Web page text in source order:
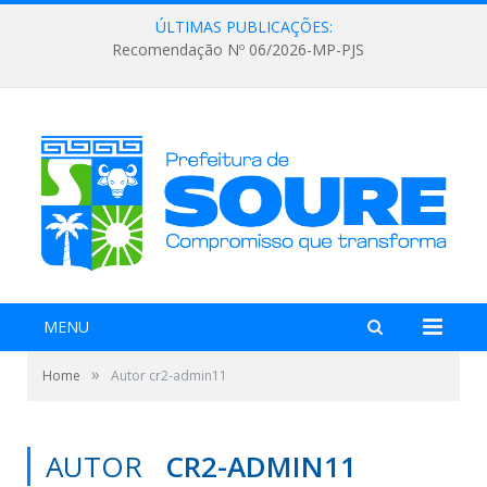
ÚLTIMAS PUBLICAÇÕES:
Recomendação Nº 06/2026-MP-PJS
MENU
Home » Autor cr2-admin11
AUTOR CR2-ADMIN11